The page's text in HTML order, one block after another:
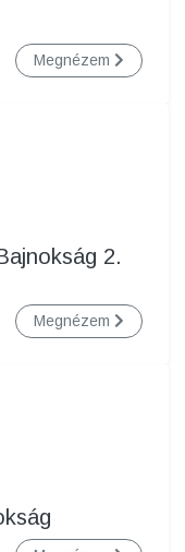
Megnézem
2.
Megnézem